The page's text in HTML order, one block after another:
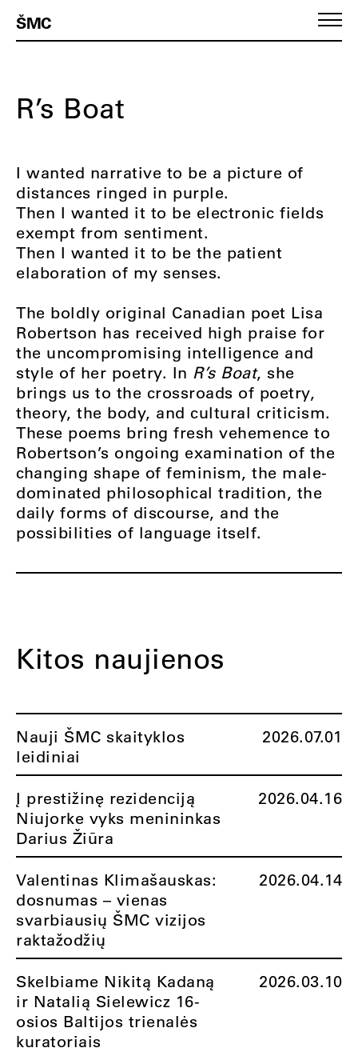
ŠMC
R’s Boat
I wanted narrative to be a picture of
distances ringed in purple.
Then I wanted it to be electronic fields
exempt from sentiment.
Then I wanted it to be the patient
elaboration of my senses.
The boldly original Canadian poet Lisa
Robertson has received high praise for
the uncompromising intelligence and
style of her poetry. In R’s Boat, she
brings us to the crossroads of poetry,
theory, the body, and cultural criticism.
These poems bring fresh vehemence to
Robertson’s ongoing examination of the
changing shape of feminism, the male-
dominated philosophical tradition, the
daily forms of discourse, and the
possibilities of language itself.
Kitos naujienos
Nauji ŠMC skaityklos
leidiniai
2026.07.01
Į prestižinę rezidenciją
Niujorke vyks menininkas
Darius Žiūra
2026.04.16
Valentinas Klimašauskas:
dosnumas – vienas
svarbiausių ŠMC vizijos
raktažodžių
2026.04.14
Skelbiame Nikitą Kadaną
ir Natalią Sielewicz 16-
osios Baltijos trienalės
kuratoriais
2026.03.10